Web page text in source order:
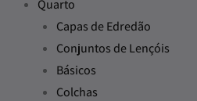
Quarto
Capas de Edredão
Conjuntos de Lençóis
Básicos
Colchas